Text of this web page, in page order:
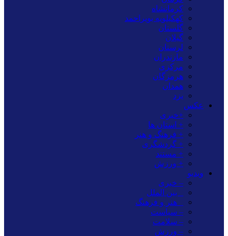
کرمانشاه
کهکیلویه بویراحمد
گلستان
گیلان
لرستان
مازندران
مرکزی
هرمزگان
همدان
یزد
عکس
+خبری
+ استان ها
+ فرهنگ و هنر
+ گردشگری
+ مستند
+ ورزش
ویدیو
– خبری
_ بین الملل
_ هنر و فرهنگ
– سیاست
– سلامت
– ورزش